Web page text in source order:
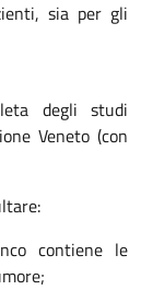
sia per gli
degli studi
Veneto (con
contiene le